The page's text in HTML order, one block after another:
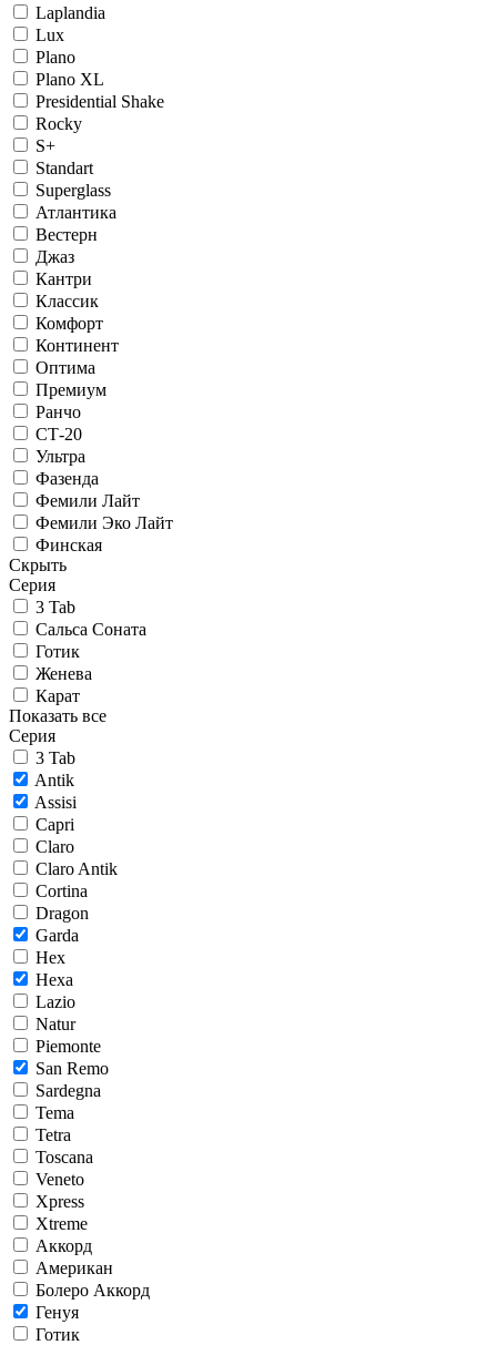
Laplandia
Lux
Plano
Plano XL
Presidential Shake
Rocky
S+
Standart
Superglass
Атлантика
Вестерн
Джаз
Кантри
Классик
Комфорт
Континент
Оптима
Премиум
Ранчо
СТ-20
Ультра
Фазенда
Фемили Лайт
Фемили Эко Лайт
Финская
Скрыть
Серия
3 Tab
Сальса Соната
Готик
Женева
Карат
Показать все
Серия
3 Tab
Antik
Assisi
Capri
Claro
Claro Antik
Cortina
Dragon
Garda
Hex
Hexa
Lazio
Natur
Piemonte
San Remo
Sardegna
Tema
Tetra
Toscana
Veneto
Xpress
Xtreme
Аккорд
Американ
Болеро Аккорд
Генуя
Готик